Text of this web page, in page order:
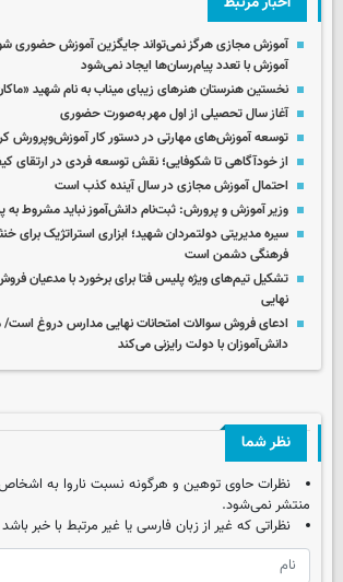
آموزش مجازی هرگز نمی‌تواند جایگزین آموزش حضوری
آموزش با تعدد پیام‌رسان‌ها ایجاد نمی‌شود
نخستین هنرستان هنرهای زیبای میناب به نام شهید
آغاز سال تحصیلی از اول مهر به‌صورت حضوری
توسعه آموزش‌های مهارتی در دستور کار آموزش‌وپرورش
از خودآگاهی تا شکوفایی؛ نقش توسعه فردی در ارتقای
احتمال آموزش مجازی در سال آینده کذب است
وزیر آموزش و پرورش: ثبت‌نام دانش‌آموز نباید مشروط به
سیره مدیریتی دولتمردان شهید؛ ابزاری استراتژیک برای
فرهنگی دشمن است
تشکیل تیم‌های ویژه پلیس فتا برای برخورد با مدعیان
نهایی
ادعای فروش سوالات امتحانات نهایی مدارس دروغ است/
دانش‌آموزان با دولت رایزنی می‌کند
نظر شما
نظرات حاوی توهین و هرگونه نسبت ناروا به
منتشر نمی‌شود.
نظراتی که غیر از زبان فارسی یا غیر مرتبط با خبر